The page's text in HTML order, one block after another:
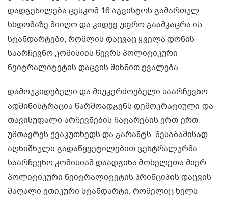
დადგენილება ცესკომ 16 აგვისტოს გამართულ
სხდომაზე მიიღო და კიდევ უფრო გაამკაცრა ის
სტანდარტები, რომლის დაცვაც ყველა დონის
საარჩევნო კომისიის წევრს პოლიტიკური
ნეიტრალიტეტის დაცვის მიზნით ევალება.
დამოუკიდებელი და მიუკერძოებელი საარჩევნო
ადმინისტრაცია წარმოადგენს დემოკრატიული და
თავისუფალი არჩევნების ჩატარების ერთ-ერთ
უმთავრეს ქვაკუთხედს და გარანტს. შესაბამისად,
აღნიშნული გადაწყვეტილებით ცენტრალურმა
საარჩევნო კომისიამ დაადგინა მოხელეთა მიერ
პოლიტიკური ნეიტრალიტეტის პრინციპის დაცვის
მაღალი ეთიკური სტანდარტი, რომელიც ხელს